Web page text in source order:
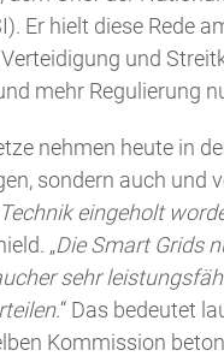
Er hielt diese Rede
und
mehr Regulierung
nehmen heute in
sondern auch und
eingeholt
„Die Smart Grids
sehr
“ Das bedeutet
Kommission